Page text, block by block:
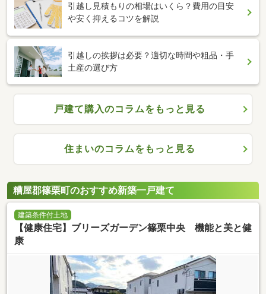
引越し見積もりの相場はいくら？費用の目安
や安く抑えるコツを解説
引越しの挨拶は必要？適切な時間や粗品・手
土産の選び方
戸建て購入のコラムをもっと見る
住まいのコラムをもっと見る
糟屋郡篠栗町のおすすめ新築一戸建て
建築条件付土地
【健康住宅】ブリーズガーデン篠栗中央 機能と美と健
康